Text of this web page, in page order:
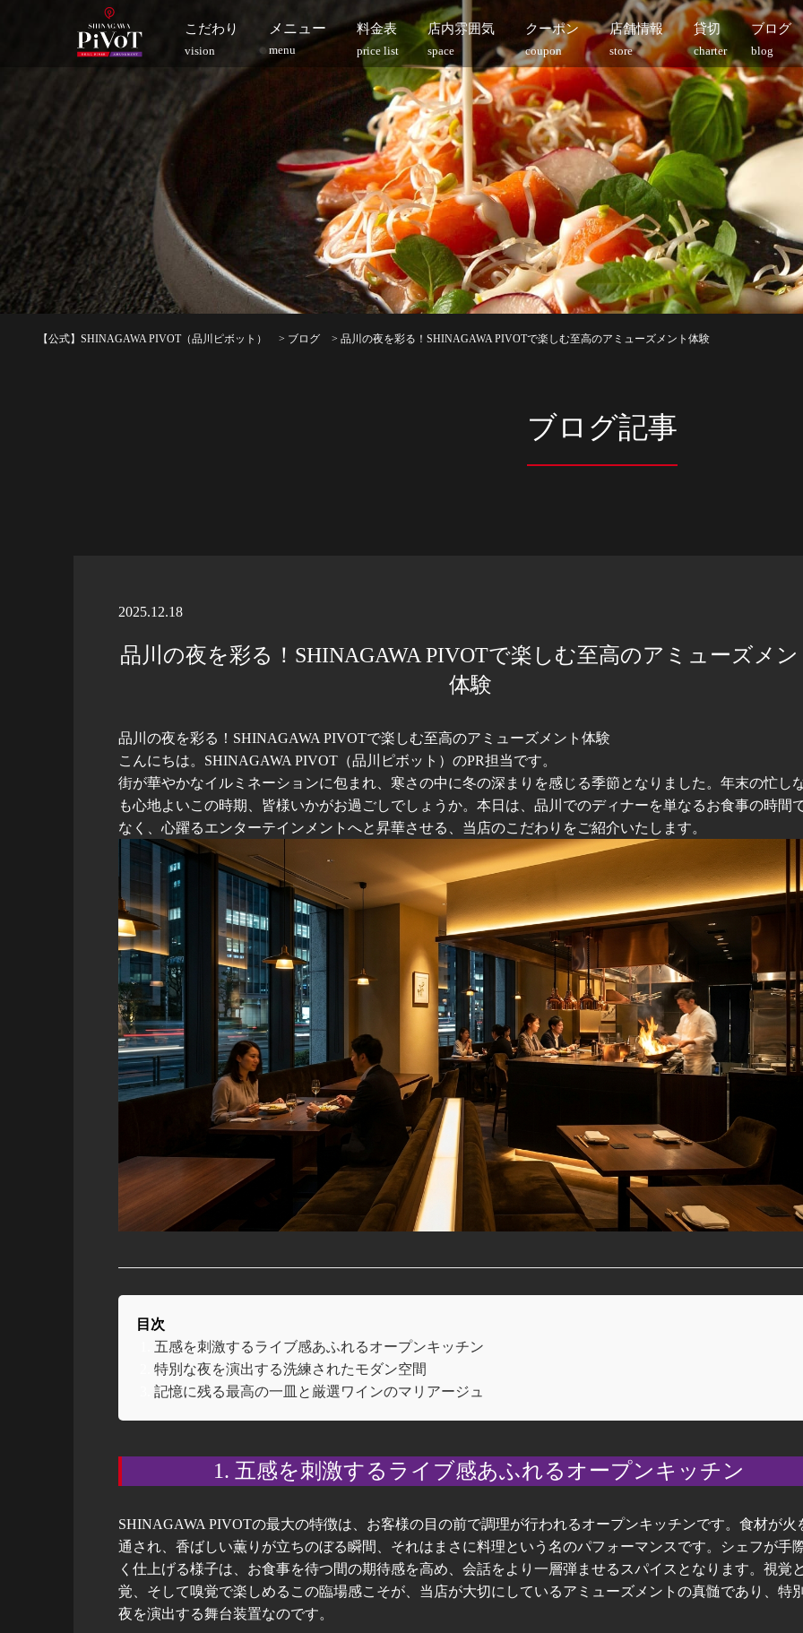
こだわり
vision
メニュー
menu
料金表
price list
店内雰囲気
space
クーポン
coupon
店舗情報
store
貸切
charter
ブログ
blog
【公式】SHINAGAWA PIVOT（品川ピボット） > ブログ > 品川の夜を彩る！SHINAGAWA PIVOTで楽しむ至高のアミューズメント体験
ブログ記事
2025.12.18
品川の夜を彩る！SHINAGAWA PIVOTで楽しむ至高のアミューズメ
体験
品川の夜を彩る！SHINAGAWA PIVOTで楽しむ至高のアミューズメント体験
こんにちは。SHINAGAWA PIVOT（品川ピボット）のPR担当です。
街が華やかなイルミネーションに包まれ、寒さの中に冬の深まりを感じる季節となりました。年末の忙し
も心地よいこの時期、皆様いかがお過ごしでしょうか。本日は、品川でのディナーを単なるお食事の時間
なく、心躍るエンターテインメントへと昇華させる、当店のこだわりをご紹介いたします。
目次
五感を刺激するライブ感あふれるオープンキッチン
特別な夜を演出する洗練されたモダン空間
記憶に残る最高の一皿と厳選ワインのマリアージュ
1. 五感を刺激するライブ感あふれるオープンキッチン
SHINAGAWA PIVOTの最大の特徴は、お客様の目の前で調理が行われるオープンキッチンです。食材が火
通され、香ばしい薫りが立ちのぼる瞬間、それはまさに料理という名のパフォーマンスです。シェフが手
く仕上げる様子は、お食事を待つ間の期待感を高め、会話をより一層弾ませるスパイスとなります。視覚
覚、そして嗅覚で楽しめるこの臨場感こそが、当店が大切にしているアミューズメントの真髄であり、特
夜を演出する舞台装置なのです。